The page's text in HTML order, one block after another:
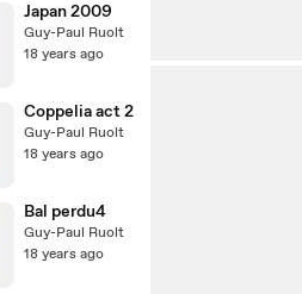
Japan 2009
Guy-Paul Ruolt
18 years ago
Coppelia act 2
Guy-Paul Ruolt
18 years ago
Bal perdu4
Guy-Paul Ruolt
18 years ago